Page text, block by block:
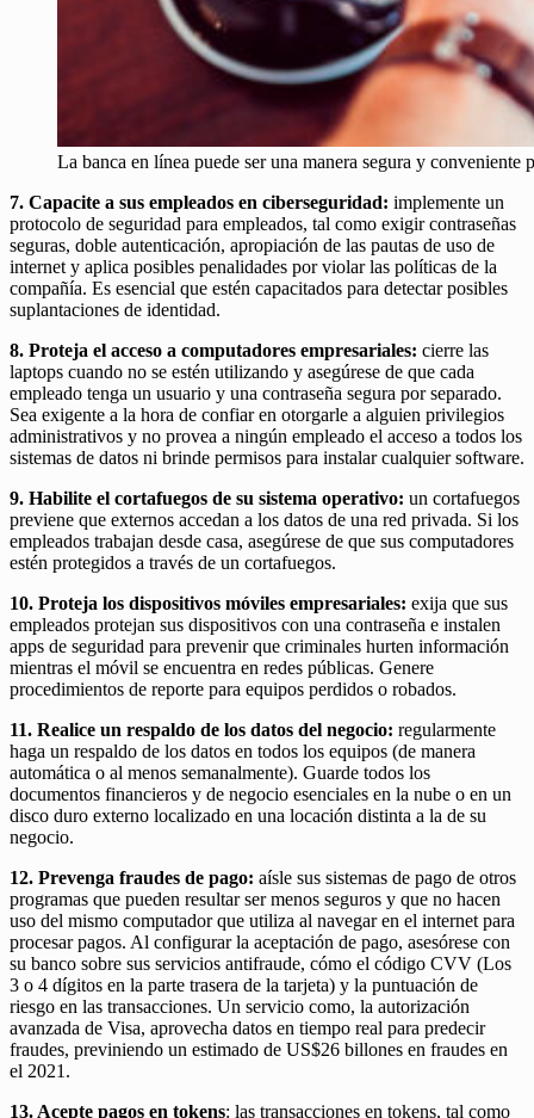
La banca en línea puede ser una manera segura y conveniente
7. Capacite a sus empleados en ciberseguridad: implemente un
protocolo de seguridad para empleados, tal como exigir contraseñas
seguras, doble autenticación, apropiación de las pautas de uso de
internet y aplica posibles penalidades por violar las políticas de la
compañía. Es esencial que estén capacitados para detectar posibles
suplantaciones de identidad.
8. Proteja el acceso a computadores empresariales: cierre las
laptops cuando no se estén utilizando y asegúrese de que cada
empleado tenga un usuario y una contraseña segura por separado.
Sea exigente a la hora de confiar en otorgarle a alguien privilegios
administrativos y no provea a ningún empleado el acceso a todos los
sistemas de datos ni brinde permisos para instalar cualquier software.
9. Habilite el cortafuegos de su sistema operativo: un cortafuegos
previene que externos accedan a los datos de una red privada. Si los
empleados trabajan desde casa, asegúrese de que sus computadores
estén protegidos a través de un cortafuegos.
10. Proteja los dispositivos móviles empresariales: exija que sus
empleados protejan sus dispositivos con una contraseña e instalen
apps de seguridad para prevenir que criminales hurten información
mientras el móvil se encuentra en redes públicas. Genere
procedimientos de reporte para equipos perdidos o robados.
11. Realice un respaldo de los datos del negocio: regularmente
haga un respaldo de los datos en todos los equipos (de manera
automática o al menos semanalmente). Guarde todos los
documentos financieros y de negocio esenciales en la nube o en un
disco duro externo localizado en una locación distinta a la de su
negocio.
12. Prevenga fraudes de pago: aísle sus sistemas de pago de otros
programas que pueden resultar ser menos seguros y que no hacen
uso del mismo computador que utiliza al navegar en el internet para
procesar pagos. Al configurar la aceptación de pago, asesórese con
su banco sobre sus servicios antifraude, cómo el código CVV (Los
3 o 4 dígitos en la parte trasera de la tarjeta) y la puntuación de
riesgo en las transacciones. Un servicio como, la autorización
avanzada de Visa, aprovecha datos en tiempo real para predecir
fraudes, previniendo un estimado de US$26 billones en fraudes en
el 2021.
13. Acepte pagos en tokens: las transacciones en tokens, tal como